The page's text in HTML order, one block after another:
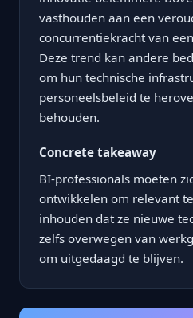
vasthouden aan een
concurrentiekracht van
Deze trend kan andere
om hun technische
personeelsbeleid te
behouden.
Concrete takeaway
BI-professionals moeten
ontwikkelen om relevant
inhouden dat ze nieuwe
zelfs overwegen van
om uitgedaagd te blijven.